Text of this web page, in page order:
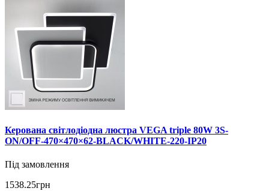
Керована світлодіодна люстра VEGA triple 80W 3S-
ON/OFF-470×470×62-BLACK/WHITE-220-IP20
Під замовлення
1538.25грн